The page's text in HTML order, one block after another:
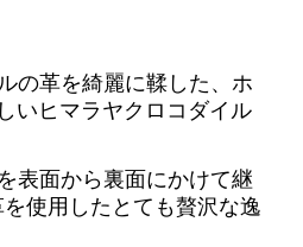
の革を綺麗に鞣した、ホ
いヒマラヤクロコダイル
表面から裏面にかけて継
使用したとても贅沢な逸